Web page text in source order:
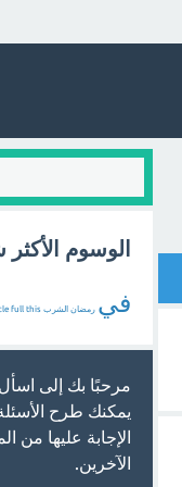
الوسوم الأكثر
في رمضان الشرب full this
مرحبًا بك إلى
يمكنك طرح الأسئلة
الإجابة عليها من
الآخرين.